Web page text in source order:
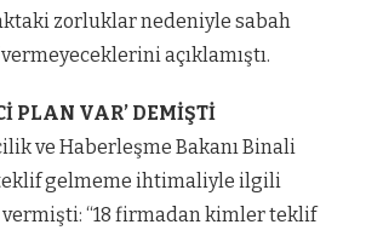
zorluklar nedeniyle sabah
açıklamıştı.
PLAN VAR’ DEMİŞTİ
ve Haberleşme Bakanı Binali
teklif gelmeme ihtimaliyle ilgili
vermişti: “18 firmadan kimler teklif